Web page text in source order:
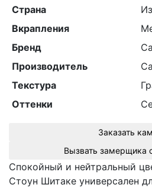
Страна
Вкрапления
Бренд
Производитель
Текстура
Оттенки
Заказать
Спокойный и нейтральный
Стоун Шитаке универсален